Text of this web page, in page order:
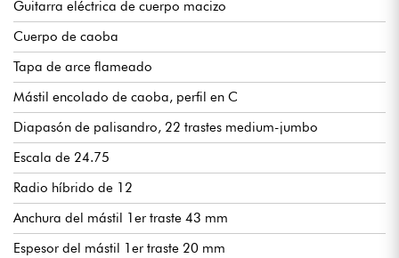
Guitarra eléctrica de cuerpo macizo
Cuerpo de caoba
Tapa de arce flameado
Mástil encolado de caoba, perfil en C
Diapasón de palisandro, 22 trastes medium-jumbo
Escala de 24.75
Radio híbrido de 12
Anchura del mástil 1er traste 43 mm
Espesor del mástil 1er traste 20 mm